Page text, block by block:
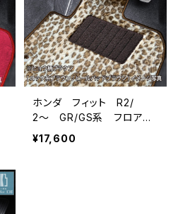
ホンダ フィット R2/
2〜 GR/GS系 フロアマ
ット一式 カーマット スペ
シャルタイプ
¥17,600